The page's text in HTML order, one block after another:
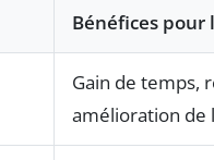
Bénéfices pour
Gain de temps,
amélioration de